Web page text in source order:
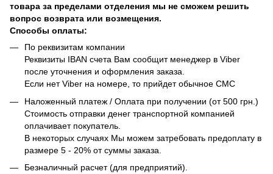
товара за пределами отделения мы не сможем решить
вопрос возврата или возмещения.
Способы оплаты:
По реквизитам компании
Реквизиты IBAN счета Вам сообщит менеджер в Viber
после уточнения и оформления заказа.
Если нет Viber на номере, то прийдет обычное СМС
Наложенный платеж / Оплата при получении (от 500 грн.)
Стоимость отправки денег транспортной компанией
оплачивает покупатель.
В некоторых случаях Мы можем затребовать предоплату в
размере 5 - 20% от суммы заказа.
Безналичный расчет (для предприятий).